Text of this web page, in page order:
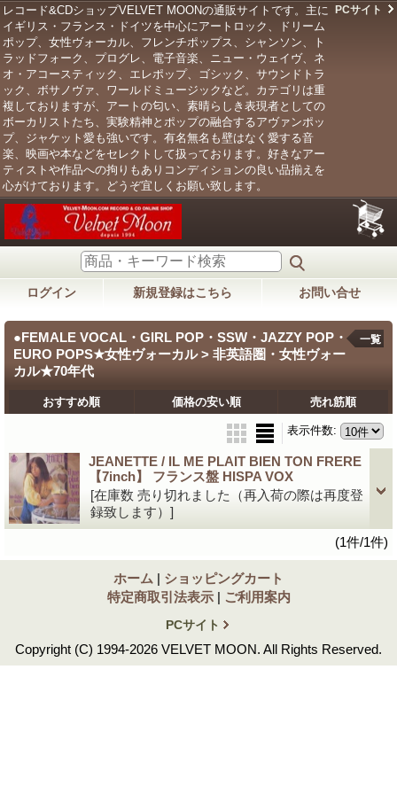
レコード&CDショップVELVET MOONの通販サイトです。主に
イギリス・フランス・ドイツを中心にアートロック、ドリーム
ポップ、女性ヴォーカル、フレンチポップス、シャンソン、ト
ラッドフォーク、プログレ、電子音楽、ニュー・ウェイヴ、ネ
オ・アコースティック、エレポップ、ゴシック、サウンドトラ
ック、ボサノヴァ、ワールドミュージックなど。カテゴリは重
複しておりますが、アートの匂い、素晴らしき表現者としての
ボーカリストたち、実験精神とポップの融合するアヴァンポッ
プ、ジャケット愛も強いです。有名無名も壁はなく愛する音
楽、映画や本などをセレクトして扱っております。好きなアー
ティストや作品への拘りもありコンディションの良い品揃えを
心がけております。どうぞ宜しくお願い致します。
PCサイト
ログイン 新規登録はこちら お問い合せ
●FEMALE VOCAL・GIRL POP・SSW・JAZZY POP・
EURO POPS★女性ヴォーカル > 非英語圏・女性ヴォー
カル★70年代
一覧
おすすめ順 価格の安い順 売れ筋順
表示件数:
JEANETTE / IL ME PLAIT BIEN TON FRERE
【7inch】 フランス盤 HISPA VOX
[在庫数 売り切れました（再入荷の際は再度登
録致します）]
(1件/1件)
ホーム | ショッピングカート
特定商取引法表示 | ご利用案内
PCサイト
Copyright (C) 1994-2026 VELVET MOON. All Rights Reserved.